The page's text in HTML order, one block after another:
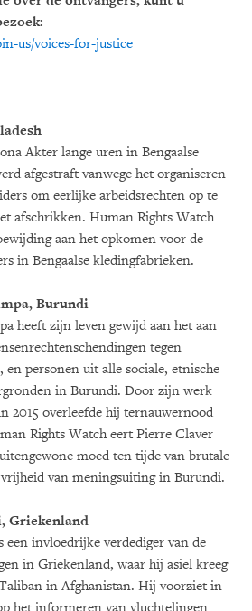
us/voices-for-justice
Akter lange uren in Bengaalse
afgestraft vanwege het organiseren
om eerlijke arbeidsrechten op te
afschrikken. Human Rights Watch
aan het opkomen voor de
in Bengaalse kledingfabrieken.
Burundi
heeft zijn leven gewijd aan het aan
tegen
en personen uit alle sociale, etnische
in Burundi. Door zijn werk
2015 overleefde hij ternauwernood
Rights Watch eert Pierre Claver
moed ten tijde van brutale
van meningsuiting in Burundi.
Griekenland
een invloedrijke verdediger van de
in Griekenland, waar hij asiel kreeg
in Afghanistan. Hij voorziet in